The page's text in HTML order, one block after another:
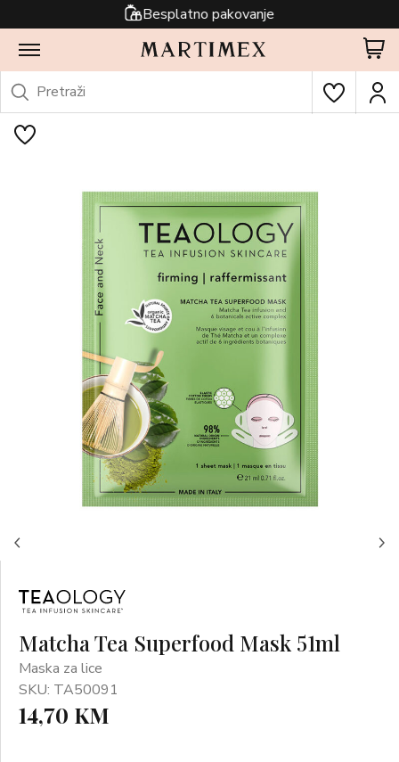
Besplatno pakovanje
Matcha Tea Superfood Mask 51ml
Maska za lice
SKU: TA50091
14,70 KM